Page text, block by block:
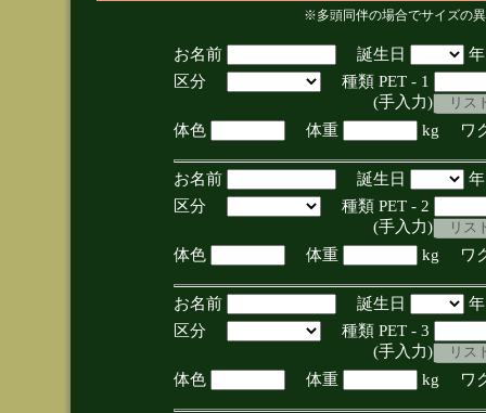
※多頭同伴の場合でサイズの
お名前 誕生日
区分
種類 PET - 1
(手入力)
体色
体重 kg ワ
お名前 誕生日
区分
種類 PET - 2
(手入力)
体色
体重 kg ワ
お名前 誕生日
区分
種類 PET - 3
(手入力)
体色
体重 kg ワ